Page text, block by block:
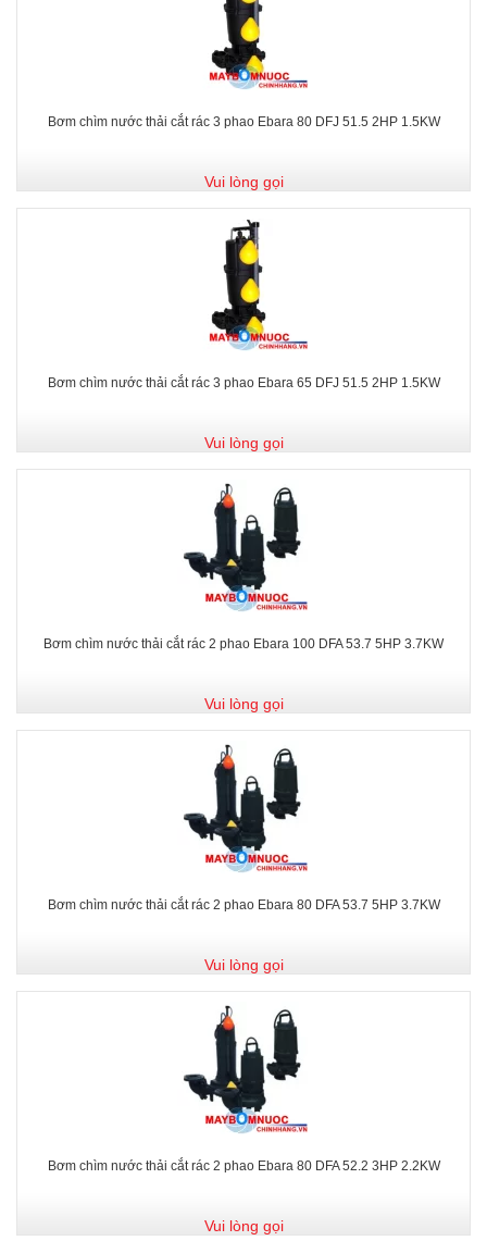
Bơm chìm nước thải cắt rác 3 phao Ebara 80 DFJ 51.5 2HP 1.5KW
Vui lòng gọi
Bơm chìm nước thải cắt rác 3 phao Ebara 65 DFJ 51.5 2HP 1.5KW
Vui lòng gọi
Bơm chìm nước thải cắt rác 2 phao Ebara 100 DFA 53.7 5HP 3.7KW
Vui lòng gọi
Bơm chìm nước thải cắt rác 2 phao Ebara 80 DFA 53.7 5HP 3.7KW
Vui lòng gọi
Bơm chìm nước thải cắt rác 2 phao Ebara 80 DFA 52.2 3HP 2.2KW
Vui lòng gọi